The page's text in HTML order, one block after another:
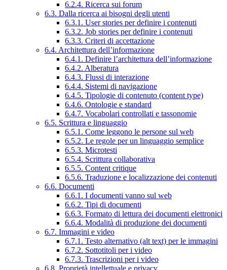
6.2.4. Ricerca sui forum
6.3. Dalla ricerca ai bisogni degli utenti
6.3.1. User stories per definire i contenuti
6.3.2. Job stories per definire i contenuti
6.3.3. Criteri di accettazione
6.4. Architettura dell’informazione
6.4.1. Definire l’architettura dell’informazione
6.4.2. Alberatura
6.4.3. Flussi di interazione
6.4.4. Sistemi di navigazione
6.4.5. Tipologie di contenuto (content type)
6.4.6. Ontologie e standard
6.4.7. Vocabolari controllati e tassonomie
6.5. Scrittura e linguaggio
6.5.1. Come leggono le persone sul web
6.5.2. Le regole per un linguaggio semplice
6.5.3. Microtesti
6.5.4. Scrittura collaborativa
6.5.5. Content critique
6.5.6. Traduzione e localizzazione dei contenuti
6.6. Documenti
6.6.1. I documenti vanno sul web
6.6.2. Tipi di documenti
6.6.3. Formato di lettura dei documenti elettronici
6.6.4. Modalità di produzione dei documenti
6.7. Immagini e video
6.7.1. Testo alternativo (alt text) per le immagini
6.7.2. Sottotitoli per i video
6.7.3. Trascrizioni per i video
6.8. Proprietà intellettuale e privacy